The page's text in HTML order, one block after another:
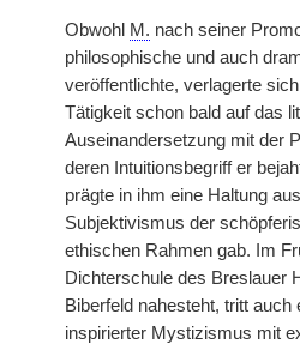
Obwohl M. nach seiner
philosophische und auch
veröffentlichte, verlagerte
Tätigkeit schon bald auf das
Auseinandersetzung mit der
deren Intuitionsbegriff er
prägte in ihm eine Haltung
Subjektivismus der
ethischen Rahmen gab. Im
Dichterschule des Breslauer
Biberfeld nahesteht, tritt
inspirierter Mystizismus mit